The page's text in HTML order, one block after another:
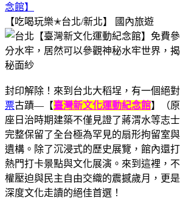
念館】
【吃喝玩樂✭台北/新北】
國內旅遊
封印解除！來到台北大稻埕，有一個絕
票古蹟—【臺灣新文化運動紀念館】（
座日治時期建築不僅見證了蔣渭水等志
完整保留了全台極為罕見的扇形拘留室
遺構。除了沉浸式的歷史展覽，館內還
熱門打卡景點與文化展演。來到這裡，
權壓迫與民主自由交織的震撼歲月，更
深度文化走讀的絕佳首選！